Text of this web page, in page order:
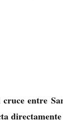
cruce entre